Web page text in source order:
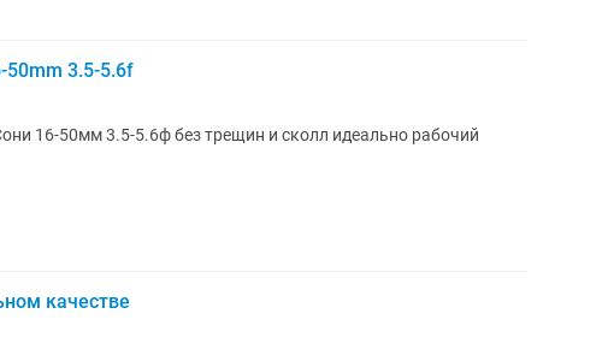
50mm 3.5-5.6f
16-50мм 3.5-5.6ф без трещин и сколл идеально рабочий
качестве